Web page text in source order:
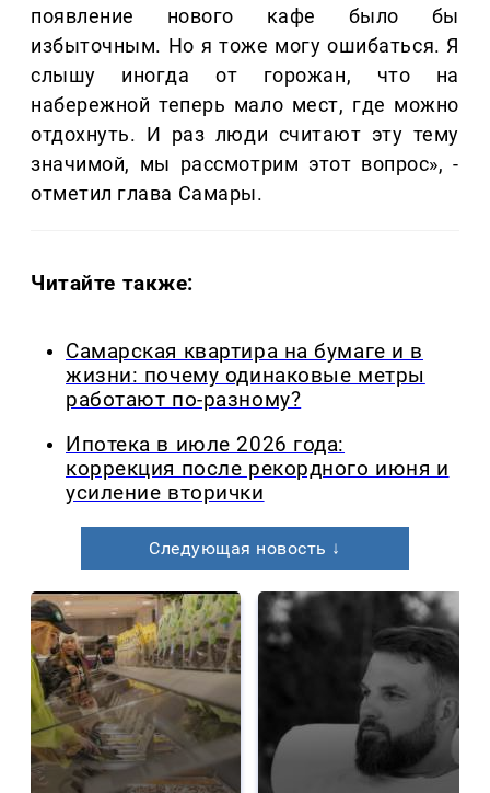
появление нового кафе было бы
избыточным. Но я тоже могу ошибаться. Я
слышу иногда от горожан, что на
набережной теперь мало мест, где можно
отдохнуть. И раз люди считают эту тему
значимой, мы рассмотрим этот вопрос», -
отметил глава Самары.
Читайте также:
Самарская квартира на бумаге и в
жизни: почему одинаковые метры
работают по-разному?
Ипотека в июле 2026 года:
коррекция после рекордного июня и
усиление вторички
Следующая новость ↓